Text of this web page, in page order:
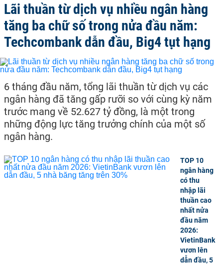
Lãi thuần từ dịch vụ nhiều ngân hàng
tăng ba chữ số trong nửa đầu năm:
Techcombank dẫn đầu, Big4 tụt hạng
6 tháng đầu năm, tổng lãi thuần từ dịch vụ các
ngân hàng đã tăng gấp rưỡi so với cùng kỳ năm
trước mang về 52.627 tỷ đồng, là một trong
những động lực tăng trưởng chính của một số
ngân hàng.
TOP 10
ngân hàng
có thu
nhập lãi
thuần cao
nhất nửa
đầu năm
2026:
VietinBank
vươn lên
dẫn đầu, 5